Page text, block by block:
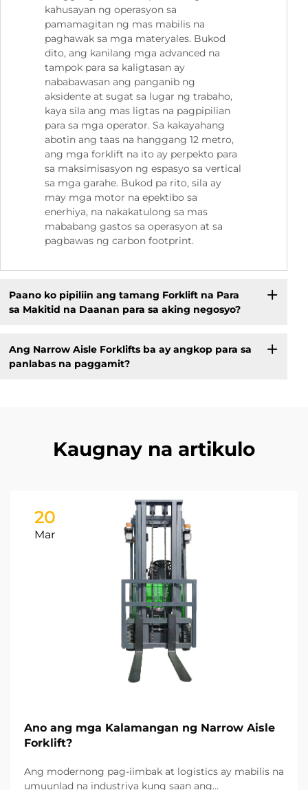
kahusayan ng operasyon sa
pamamagitan ng mas mabilis na
paghawak sa mga materyales. Bukod
dito, ang kanilang mga advanced na
tampok para sa kaligtasan ay
nababawasan ang panganib ng
aksidente at sugat sa lugar ng trabaho,
kaya sila ang mas ligtas na pagpipilian
para sa mga operator. Sa kakayahang
abotin ang taas na hanggang 12 metro,
ang mga forklift na ito ay perpekto para
sa maksimisasyon ng espasyo sa vertical
sa mga garahe. Bukod pa rito, sila ay
may mga motor na epektibo sa
enerhiya, na nakakatulong sa mas
mababang gastos sa operasyon at sa
pagbawas ng carbon footprint.
Paano ko pipiliin ang tamang Forklift na Para
sa Makitid na Daanan para sa aking negosyo?
Ang Narrow Aisle Forklifts ba ay angkop para sa
panlabas na paggamit?
Kaugnay na artikulo
20
Mar
Ano ang mga Kalamangan ng Narrow Aisle
Forklift?
Ang modernong pag-iimbak at logistics ay mabilis na
umuunlad na industriya kung saan ang